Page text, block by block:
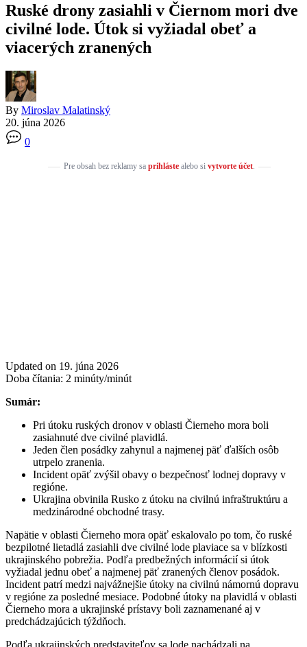
Ruské drony zasiahli v Čiernom mori dve
civilné lode. Útok si vyžiadal obeť a
viacerých zranených
By Miroslav Malatinský
20. júna 2026
0
Pre obsah bez reklamy sa prihlástealebo si vytvorte účet.
Updated on 19. júna 2026
Doba čítania: 2 minúty/minút
Sumár:
Pri útoku ruských dronov v oblasti Čierneho mora boli
zasiahnuté dve civilné plavidlá.
Jeden člen posádky zahynul a najmenej päť ďalších osôb
utrpelo zranenia.
Incident opäť zvýšil obavy o bezpečnosť lodnej dopravy v
regióne.
Ukrajina obvinila Rusko z útoku na civilnú infraštruktúru a
medzinárodné obchodné trasy.
Napätie v oblasti Čierneho mora opäť eskalovalo po tom, čo ruské
bezpilotné lietadlá zasiahli dve civilné lode plaviace sa v blízkosti
ukrajinského pobrežia. Podľa predbežných informácií si útok
vyžiadal jednu obeť a najmenej päť zranených členov posádok.
Incident patrí medzi najvážnejšie útoky na civilnú námornú dopravu
v regióne za posledné mesiace. Podobné útoky na plavidlá v oblasti
Čierneho mora a ukrajinské prístavy boli zaznamenané aj v
predchádzajúcich týždňoch.
Podľa ukrajinských predstaviteľov sa lode nachádzali na